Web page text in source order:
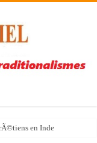
en Inde